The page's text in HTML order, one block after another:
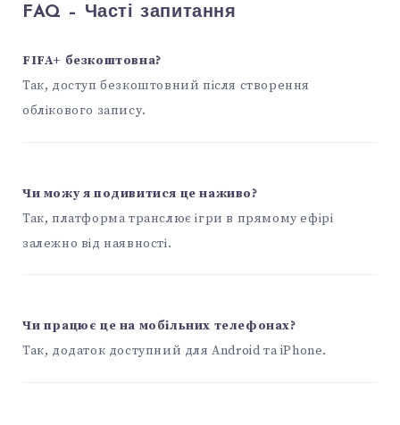
FAQ – Часті запитання
FIFA+ безкоштовна?
Так, доступ безкоштовний після створення
облікового запису.
Чи можу я подивитися це наживо?
Так, платформа транслює ігри в прямому ефірі
залежно від наявності.
Чи працює це на мобільних телефонах?
Так, додаток доступний для Android та iPhone.